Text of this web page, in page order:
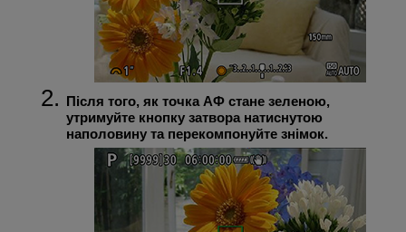
Після того, як точка АФ стане зеленою,
утримуйте кнопку затвора натиснутою
наполовину та перекомпонуйте знімок.